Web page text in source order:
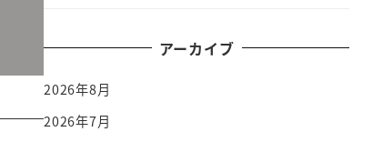
アーカイブ
2026年8月
2026年7月